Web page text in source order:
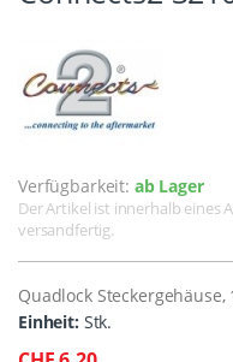
Verfügbarkeit: ab Lager
Der Artikel ist innerhalb eines
versandfertig.
Quadlock Steckergehäuse,
Einheit: Stk.